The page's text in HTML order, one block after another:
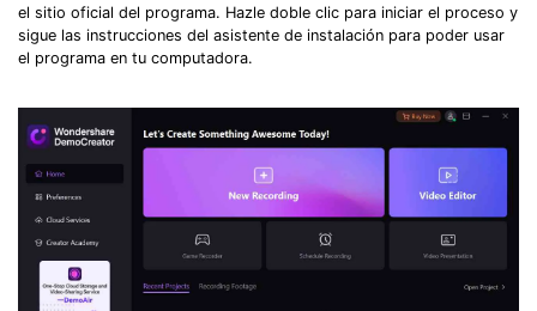
el sitio oficial del programa. Hazle doble clic para iniciar el proceso y
sigue las instrucciones del asistente de instalación para poder usar
el programa en tu computadora.